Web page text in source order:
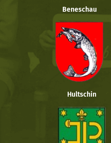
Beneschau
Hultschin